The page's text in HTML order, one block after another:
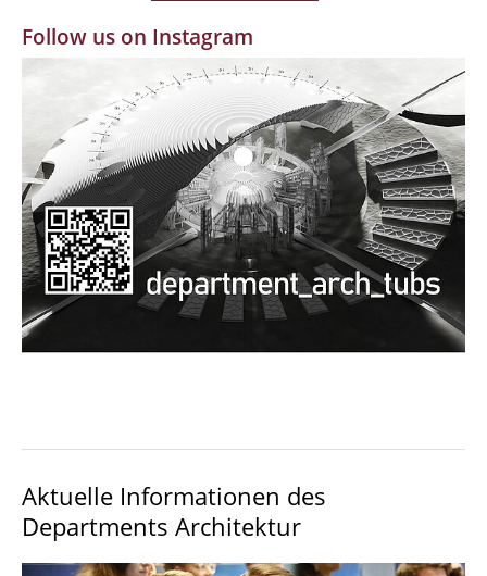
MBW | Modellbauwerkstatt
Alumni | cloud club
Dokumente und Downloads
Follow us on Instagram
Aktuelle Informationen des
Departments Architektur